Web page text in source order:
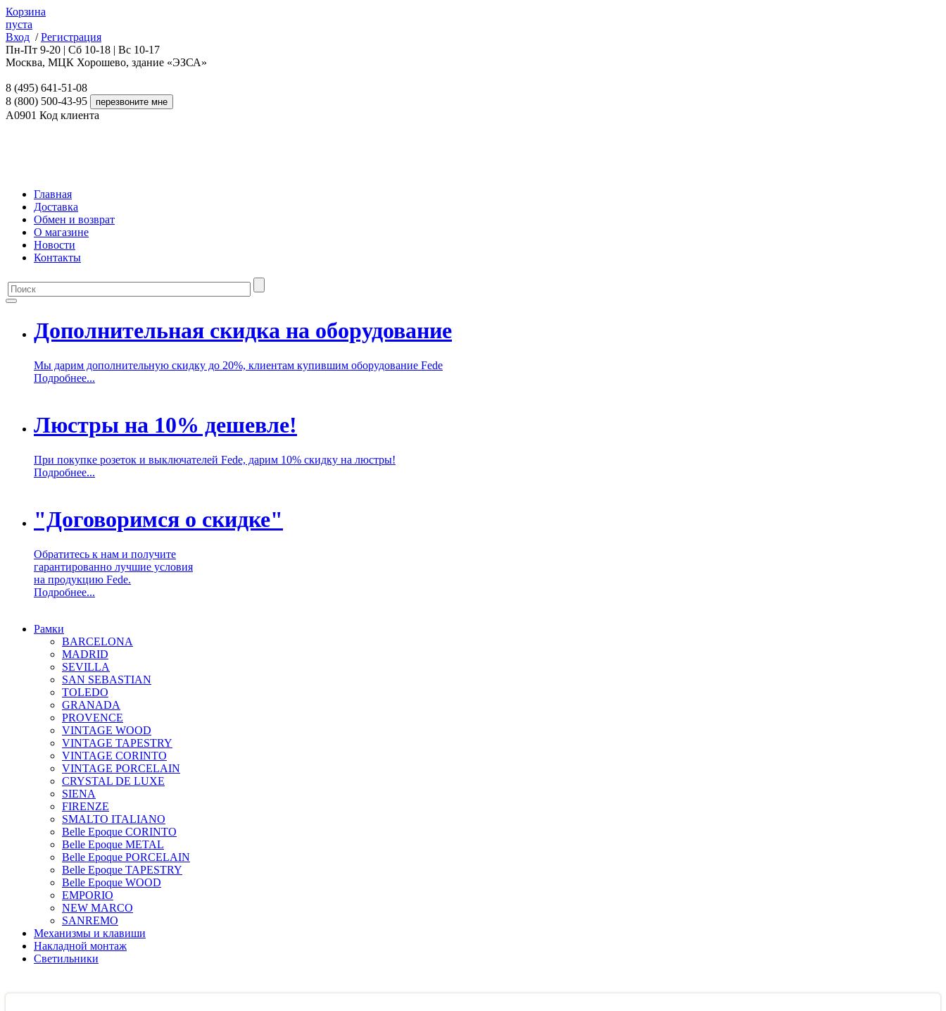
Корзина
пуста
Вход / Регистрация
Пн-Пт 9-20 | Сб 10-18 | Вс 10-17
Москва, МЦК Хорошево, здание «ЭЗСА»
8 (495) 641-51-08
8 (800) 500-43-95
A0901 Код клиента
Главная
Доставка
Обмен и возврат
О магазине
Новости
Контакты
Дополнительная скидка на оборудование
Мы дарим дополнительную скидку до 20%, клиентам купившим оборудование Fede
Подробнее...
Люстры на 10% дешевле!
При покупке розеток и выключателей Fede, дарим 10% скидку на люстры!
Подробнее...
"Договоримся о скидке"
Обратитесь к нам и получите
гарантированно лучшие условия
на продукцию Fede.
Подробнее...
Рамки
BARCELONA
MADRID
SEVILLA
SAN SEBASTIAN
TOLEDO
GRANADA
PROVENCE
VINTAGE WOOD
VINTAGE TAPESTRY
VINTAGE CORINTO
VINTAGE PORCELAIN
CRYSTAL DE LUXE
SIENA
FIRENZE
SMALTO ITALIANO
Belle Epoque CORINTO
Belle Epoque METAL
Belle Epoque PORCELAIN
Belle Epoque TAPESTRY
Belle Epoque WOOD
EMPORIO
NEW MARCO
SANREMO
Механизмы и клавиши
Накладной монтаж
Светильники